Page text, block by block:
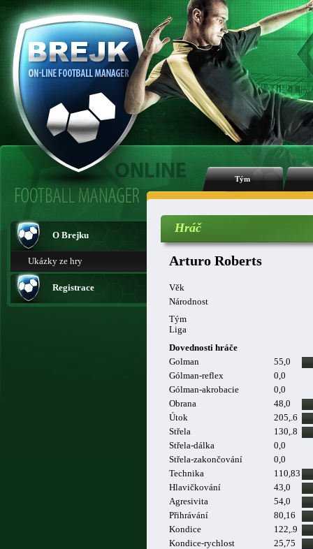
Tým
O Brejku
Ukázky ze hry
Registrace
Hráč
Arturo Roberts
Věk
Národnost
Tým
Liga
Dovednosti hráče
Golman
55,0
Gólman-reflex
0,0
Gólman-akrobacie
0,0
Obrana
48,0
Útok
205,.6
Střela
130,.8
Střela-dálka
0,0
Střela-zakončování
0,0
Technika
110,83
Hlavičkování
43,0
Agresivita
54,0
Přihrávání
80,16
Kondice
122,.9
Kondice-rychlost
25,75